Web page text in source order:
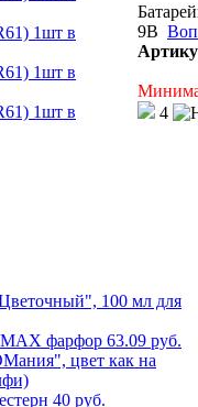
9В
4
63.09 руб.
40 руб.